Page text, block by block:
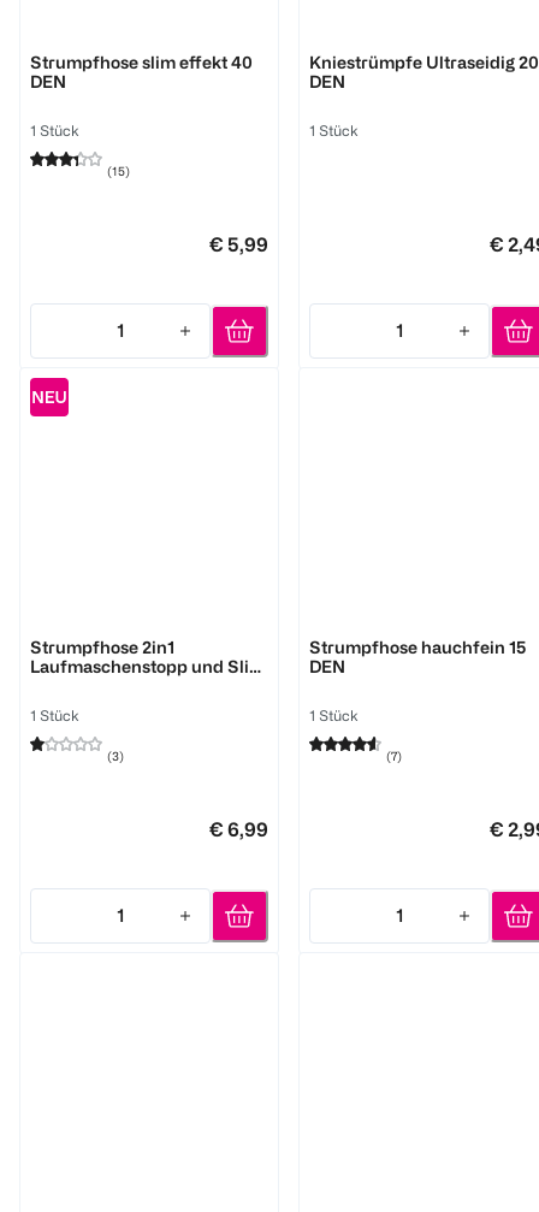
Strumpfhose slim effekt 40
DEN
1 Stück
(15)
€ 5,99
1
Quantity: 1
Kniestrümpfe Ultraseidig 20
DEN
1 Stück
€
1
Quantity: 1
Strumpfhose 2in1
Laufmaschenstopp und Slim
1 Stück
(3)
€ 6,99
1
Quantity: 1
Strumpfhose hauchfein 15
DEN
1 Stück
(7)
€
1
Quantity: 1